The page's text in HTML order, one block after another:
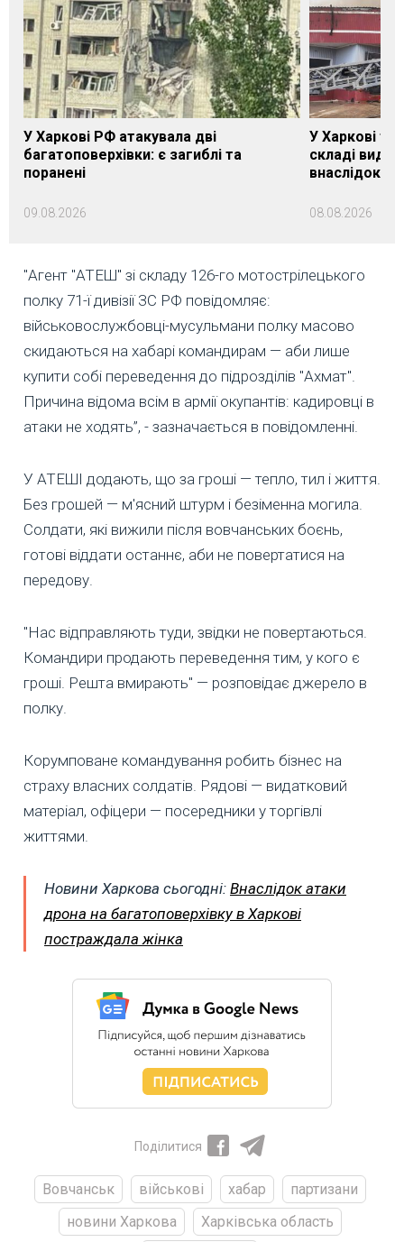
У Харкові РФ атакувала дві
багатоповерхівки: є загиблі та
поранені
09.08.2026
У Харкові
складі
внаслідок
08.08.2026
"Агент "АТЕШ" зі складу 126-го мотострілецького
полку 71-ї дивізії ЗС РФ повідомляє:
військовослужбовці-мусульмани полку масово
скидаються на хабарі командирам — аби лише
купити собі переведення до підрозділів "Ахмат".
Причина відома всім в армії окупантів: кадировці в
атаки не ходять”, - зазначається в повідомленні.
У АТЕШІ додають, що за гроші — тепло, тил і життя.
Без грошей — м'ясний штурм і безіменна могила.
Солдати, які вижили після вовчанських боєнь,
готові віддати останнє, аби не повертатися на
передову.
"Нас відправляють туди, звідки не повертаються.
Командири продають переведення тим, у кого є
гроші. Решта вмирають" — розповідає джерело в
полку.
Корумповане командування робить бізнес на
страху власних солдатів. Рядові — видатковий
матеріал, офіцери — посередники у торгівлі
життями.
Новини Харкова сьогодні: Внаслідок атаки
дрона на багатоповерхівку в Харкові
постраждала жінка
Поділитися
Вовчанськ військові хабар
партизани
новини Харкова
Харківська область